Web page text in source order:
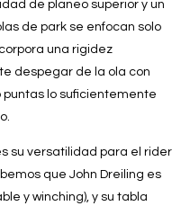
de planeo superior y un
de park se enfocan solo
una rigidez
despegar de la ola con
lo suficientemente
su versatilidad para el rider
que John Dreiling es
y winching), y su tabla